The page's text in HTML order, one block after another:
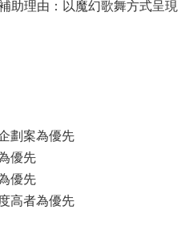
助理由：以魔幻歌舞方式呈現
劃案為優先
優先
優先
高者為優先